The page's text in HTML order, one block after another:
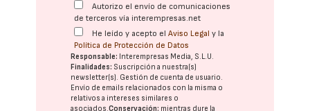
Autorizo el envío de comunicaciones
de terceros vía interempresas.net
He leído y acepto elAviso Legal y la
Política de Protección de Datos
Responsable: Interempresas Media, S.L.U.
Finalidades: Suscripción a nuestra(s)
newsletter(s). Gestión de cuenta de usuario.
Envío de emails relacionados con la misma o
relativos a intereses similares o
asociados.Conservación: mientras dure la